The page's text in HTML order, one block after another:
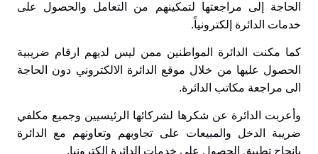
الحاجة إلى مراجعتها لتمكينهم من التعامل والحصول على
خدمات الدائرة إلكترونياً.
كما مكنت الدائرة المواطنين ممن ليس لديهم ارقام ضريبية
الحصول عليها من خلال موقع الدائرة الالكتروني دون الحاجة
الى مراجعة مكاتب الدائرة.
وأعربت الدائرة عن شكرها لشركائها الرئيسيين وجميع مكلفي
ضريبة الدخل والمبيعات على تجاوبهم وتعاونهم مع الدائرة
بإنجاح تطبيق الحصول على خدمات الدائرة الكترونيا.